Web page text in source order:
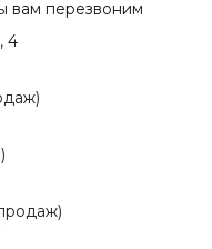
вам перезвоним
4